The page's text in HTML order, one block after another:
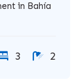
in Bahía
3 2